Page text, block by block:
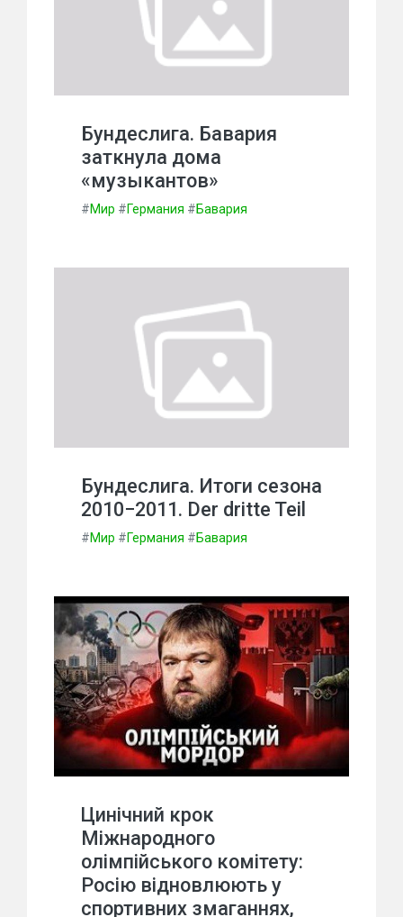
Бундеслига. Бавария
заткнула дома
«музыкантов»
#Мир #Германия #Бавария
Бундеслига. Итоги сезона
2010−2011. Der dritte Teil
#Мир #Германия #Бавария
Цинічний крок
Міжнародного
олімпійського комітету:
Росію відновлюють у
спортивних змаганнях,